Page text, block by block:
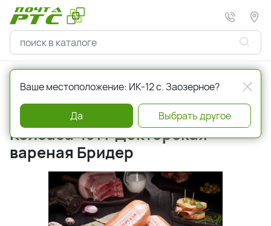
Главная Гастрономия Колбасы, сосиски
Артикул 241500
Колбаса 451 г Докторская
вареная Бридер
Ваше местоположение: ИК-12 с. Заозерное?
Да Выбрать другое